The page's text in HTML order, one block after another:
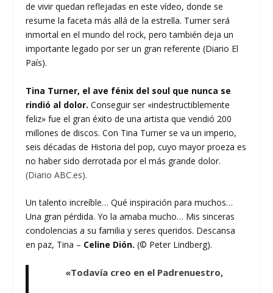
de vivir quedan reflejadas en este vídeo, donde se
resume la faceta más allá de la estrella. Turner será
inmortal en el mundo del rock, pero también deja un
importante legado por ser un gran referente (Diario El
País).
Tina Turner, el ave fénix del soul que nunca se
rindió al dolor. Conseguir ser «indestructiblemente
feliz» fue el gran éxito de una artista que vendió 200
millones de discos. Con Tina Turner se va un imperio,
seis décadas de Historia del pop, cuyo mayor proeza es
no haber sido derrotada por el más grande dolor.
(Diario ABC.es).
Un talento increíble… Qué inspiración para muchos…
Una gran pérdida. Yo la amaba mucho… Mis sinceras
condolencias a su familia y seres queridos. Descansa
en paz, Tina – Celine Dión.(© Peter Lindberg).
«Todavía creo en el Padrenuestro,